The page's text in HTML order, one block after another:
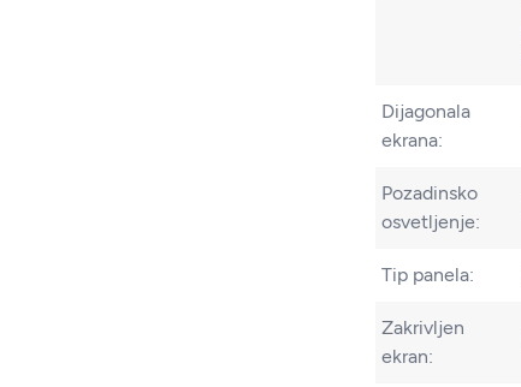
Dijagonala
ekrana:
Pozadinsko
osvetljenje:
Tip panela:
Zakrivljen
ekran: